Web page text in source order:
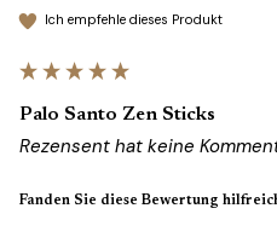
Ich empfehle dieses Produkt
Palo Santo Zen Sticks
Rezensent hat keine
Fanden Sie diese Bewertung